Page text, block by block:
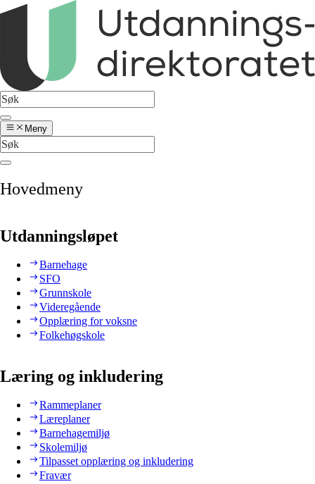
Meny
Hovedmeny
Utdanningsløpet
Barnehage
SFO
Grunnskole
Videregående
Opplæring for voksne
Folkehøgskole
Læring og inkludering
Rammeplaner
Læreplaner
Barnehagemiljø
Skolemiljø
Tilpasset opplæring og inkludering
Fravær